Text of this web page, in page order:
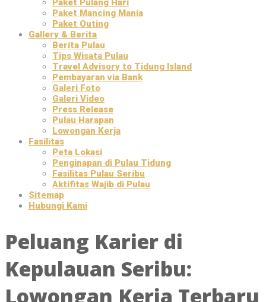
Paket Pulang Hari
Paket Mancing Mania
Paket Outing
Gallery & Berita
Berita Pulau
Tips Wisata Pulau
Travel Advisory to Tidung Island
Pembayaran via Bank
Galeri Foto
Galeri Video
Press Release
Pulau Harapan
Lowongan Kerja
Fasilitas
Peta Lokasi
Penginapan di Pulau Tidung
Fasilitas Pulau Seribu
Aktifitas Wajib di Pulau
Sitemap
Hubungi Kami
Peluang Karier di
Kepulauan Seribu:
Lowongan Kerja Terbaru